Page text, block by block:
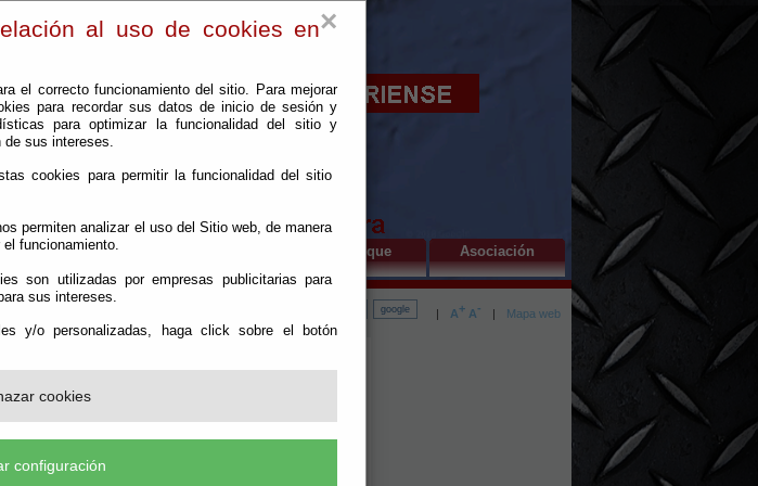
×
al uso de cookies en
el correcto funcionamiento del sitio. Para mejorar
para recordar sus datos de inicio de sesión y
para optimizar la funcionalidad del sitio y
sus intereses.
cookies para permitir la funcionalidad del sitio
permiten analizar el uso del Sitio web, de manera
funcionamiento.
son utilizadas por empresas publicitarias para
sus intereses.
y/o personalizadas, haga click sobre el botón
cookies
configuración
El Parque Asociación
| A+ A- | Mapa web
emana del World Wide Web Consortium en cuanto a
de los contenidos de la web.
de mayo de 1999 y de su aplicación más o menos
web. El propio